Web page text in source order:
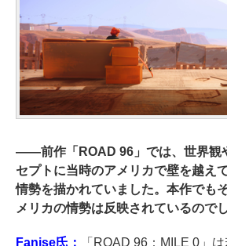
――前作「ROAD 96」では、世界観
セプトに当時のアメリカで壁を越え
情勢を描かれていました。本作でも
メリカの情勢は反映されているので
Fanise氏：
「ROAD 96：MILE 0」